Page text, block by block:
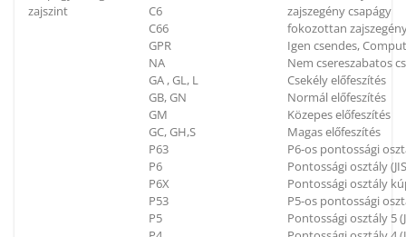
zajszint
C6
zajszegény csapágy
C66
fokozottan
GPR
Igen csendes,
NA
Nem csereszabatos
GA , GL, L
Csekély előfeszítés
GB, GN
Normál előfeszítés
GM
Közepes előfeszítés
GC, GH,S
Magas előfeszítés
P63
P6-os pontossági
P6
Pontossági osztály
P6X
Pontossági osztály
P53
P5-os pontossági
P5
Pontossági osztály 5